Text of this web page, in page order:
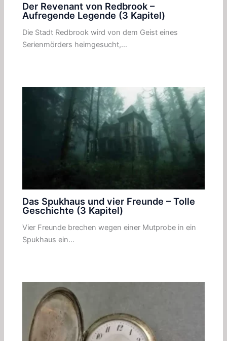
Der Revenant von Redbrook –
Aufregende Legende (3 Kapitel)
Die Stadt Redbrook wird von dem Geist eines
Serienmörders heimgesucht,…
Das Spukhaus und vier Freunde – Tolle
Geschichte (3 Kapitel)
Vier Freunde brechen wegen einer Mutprobe in ein
Spukhaus ein…